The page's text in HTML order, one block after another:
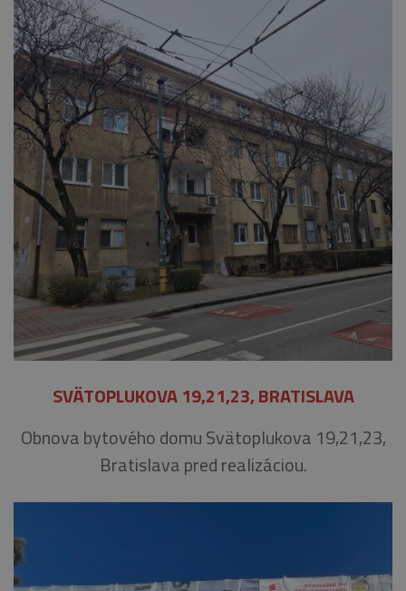
SVÄTOPLUKOVA 19,21,23, BRATISLAVA
Obnova bytového domu Svätoplukova 19,21,23,
Bratislava pred realizáciou.